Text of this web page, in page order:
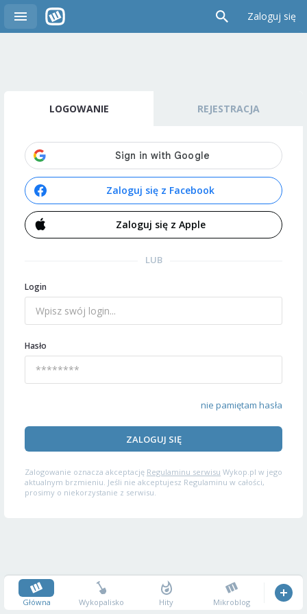
Zaloguj się
LOGOWANIE REJESTRACJA
Zaloguj się z Facebook
Zaloguj się z Apple
LUB
Login
Hasło
nie pamiętam hasła
ZALOGUJ SIĘ
Zalogowanie oznacza akceptację Regulaminu serwisu Wykop.pl w jego
aktualnym brzmieniu. Jeśli nie akceptujesz Regulaminu w całości,
prosimy o niekorzystanie z serwisu.
Główna Wykopalisko Hity Mikroblog